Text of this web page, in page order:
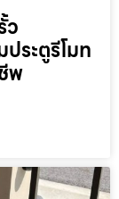
ว
ระตูรีโมท
พ